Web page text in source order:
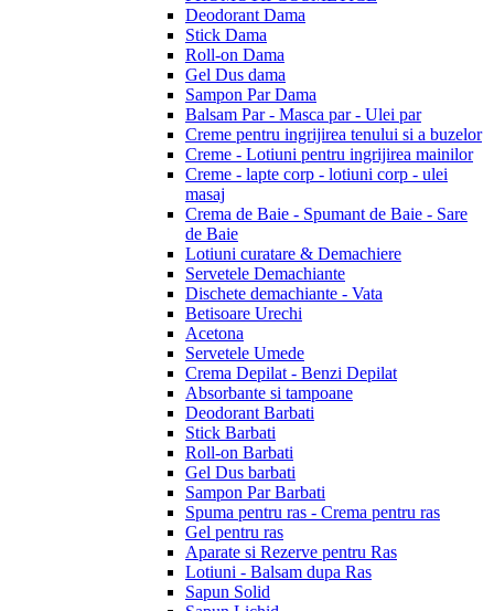
Deodorant Dama
Stick Dama
Roll-on Dama
Gel Dus dama
Sampon Par Dama
Balsam Par - Masca par - Ulei par
Creme pentru ingrijirea tenului si a buzelor
Creme - Lotiuni pentru ingrijirea mainilor
Creme - lapte corp - lotiuni corp - ulei
masaj
Crema de Baie - Spumant de Baie - Sare
de Baie
Lotiuni curatare & Demachiere
Servetele Demachiante
Dischete demachiante - Vata
Betisoare Urechi
Acetona
Servetele Umede
Crema Depilat - Benzi Depilat
Absorbante si tampoane
Deodorant Barbati
Stick Barbati
Roll-on Barbati
Gel Dus barbati
Sampon Par Barbati
Spuma pentru ras - Crema pentru ras
Gel pentru ras
Aparate si Rezerve pentru Ras
Lotiuni - Balsam dupa Ras
Sapun Solid